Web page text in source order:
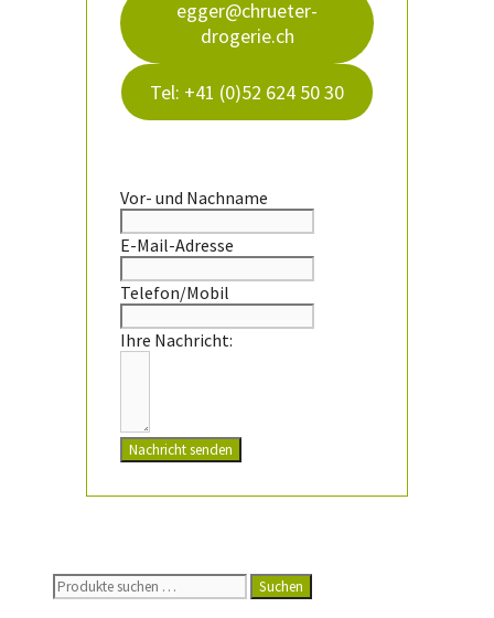
egger@chrueter-
drogerie.ch
Tel: +41 (0)52 624 50 30
Vor- und Nachname
E-Mail-Adresse
Telefon/Mobil
Ihre Nachricht:
Nachricht senden
Suchen
nach:
Suchen